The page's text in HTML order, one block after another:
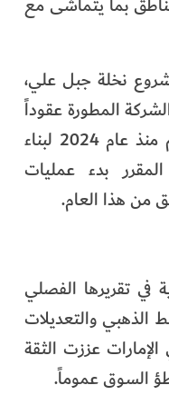
نخلة جبل علي،
المطورة عقوداً
بقيمة تزيد على 8.5 مليار درهم منذ عام 2024 لبناء
بدء عمليات
من هذا العام.
في تقريرها الفصلي
الذهبي والتعديلات
عززت الثقة
السوق عموماً.